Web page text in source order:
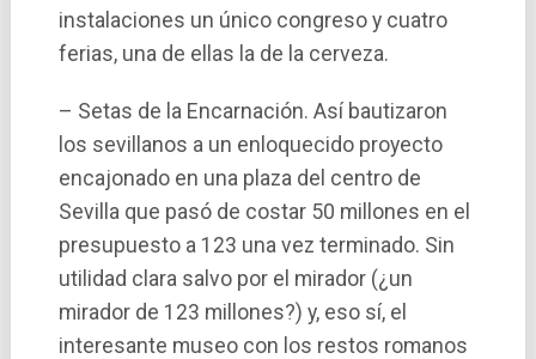
instalaciones un único congreso y cuatro
ferias, una de ellas la de la cerveza.
– Setas de la Encarnación. Así­ bautizaron
los sevillanos a un enloquecido proyecto
encajonado en una plaza del centro de
Sevilla que pasó de costar 50 millones en el
presupuesto a 123 una vez terminado. Sin
utilidad clara salvo por el mirador (¿un
mirador de 123 millones?) y, eso sí­, el
interesante museo con los restos romanos